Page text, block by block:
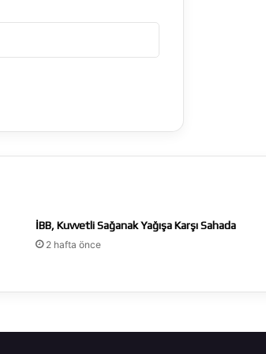
İBB, Kuvvetli Sağanak Yağışa Karşı Sahada
2 hafta önce